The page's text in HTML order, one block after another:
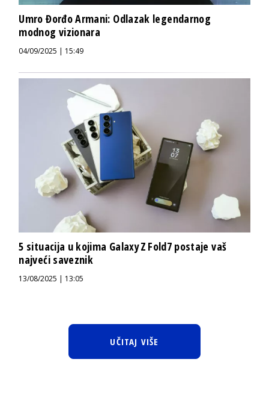
Umro Đorđo Armani: Odlazak legendarnog
modnog vizionara
04/09/2025 | 15:49
5 situacija u kojima Galaxy Z Fold7 postaje vaš
najveći saveznik
13/08/2025 | 13:05
UČITAJ VIŠE